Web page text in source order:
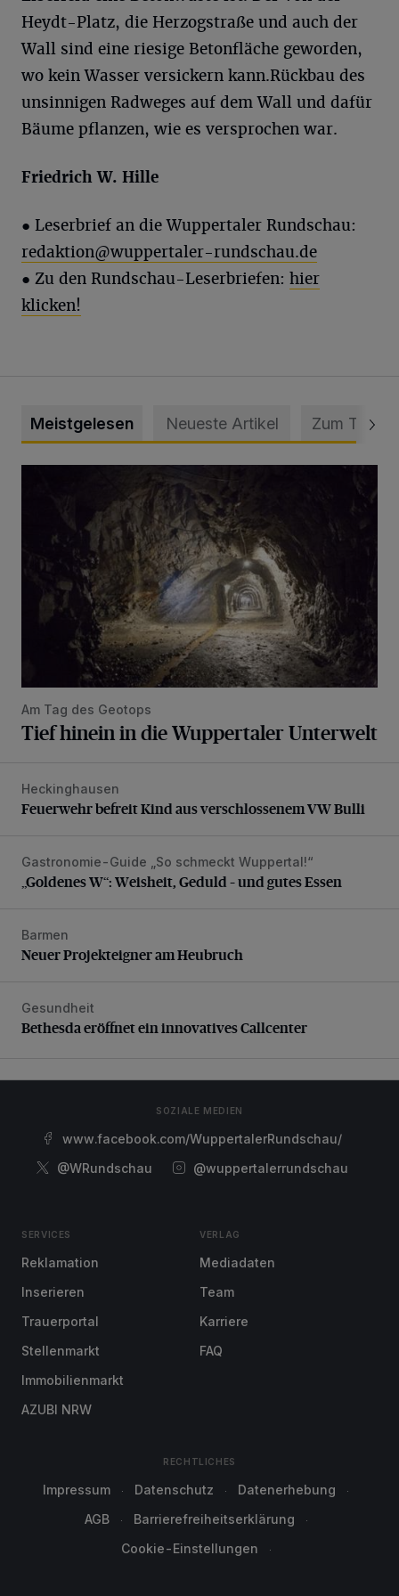
Heydt-Platz, die Herzogstraße und auch der
Wall sind eine riesige Betonfläche geworden,
wo kein Wasser versickern kann.Rückbau des
unsinnigen Radweges auf dem Wall und dafür
Bäume pflanzen, wie es versprochen war.
Friedrich W. Hille
● Leserbrief an die Wuppertaler Rundschau:
redaktion@wuppertaler-rundschau.de
● Zu den Rundschau-Leserbriefen: hier
klicken!
Meistgelesen Neueste Artikel Zum Thema
Am Tag des Geotops
Tief hinein in die Wuppertaler Unterwelt
Feuerwehr befreit Kind aus verschlossenem VW Bulli
Heckinghausen
Feuerwehr befreit Kind aus verschlossenem VW Bulli
„Goldenes W“: Weisheit, Geduld – und gutes Essen
Gastronomie-Guide „So schmeckt Wuppertal!“
„Goldenes W“: Weisheit, Geduld – und gutes Essen
Neuer Projekteigner am Heubruch
Barmen
Neuer Projekteigner am Heubruch
Bethesda eröffnet ein innovatives Callcenter
Gesundheit
Bethesda eröffnet ein innovatives Callcenter
SOZIALE MEDIEN
www.facebook.com/WuppertalerRundschau/
@WRundschau
@wuppertalerrundschau
SERVICES
Reklamation
Inserieren
Trauerportal
Stellenmarkt
Immobilienmarkt
AZUBI NRW
VERLAG
Mediadaten
Team
Karriere
FAQ
RECHTLICHES
Impressum Datenschutz
Datenerhebung
AGB
Barrierefreiheitserklärung
Cookie-Einstellungen